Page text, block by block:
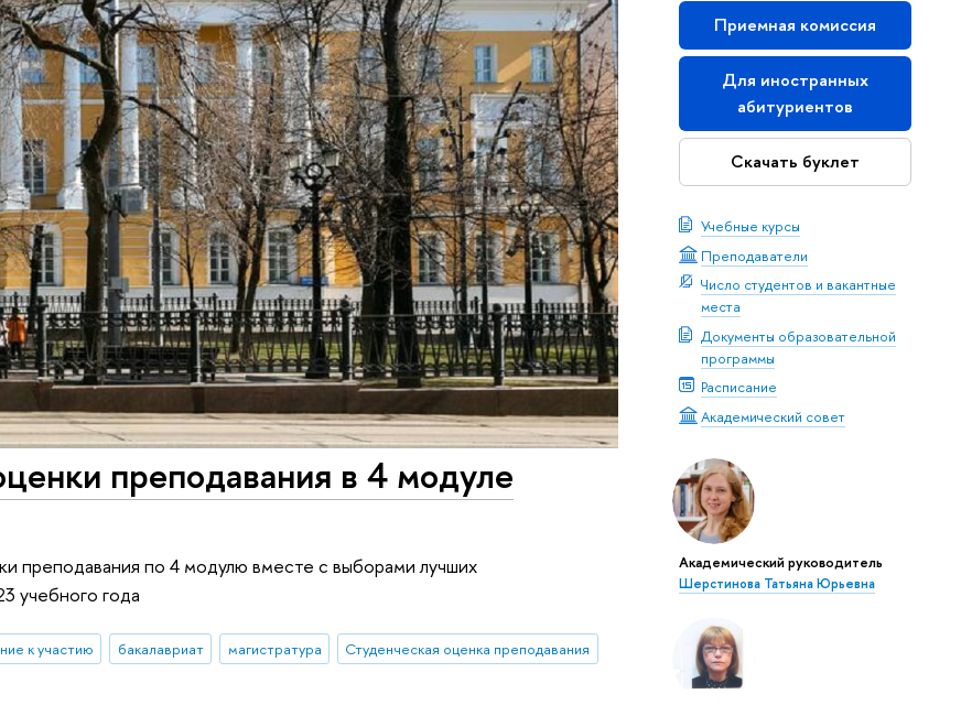
Приемная комиссия
Для иностранных
абитуриентов
Скачать буклет
Учебные курсы
Преподаватели
Число студентов и вакантные
места
Документы образовательной
программы
Расписание
Академический совет
Академический руководитель
Шерстинова Татьяна Юрьевна
преподавания в 4 модуле
преподавания по 4 модулю вместе с выборами лучших
учебного года
к участию бакалавриат магистратура Студенческая оценка преподавания